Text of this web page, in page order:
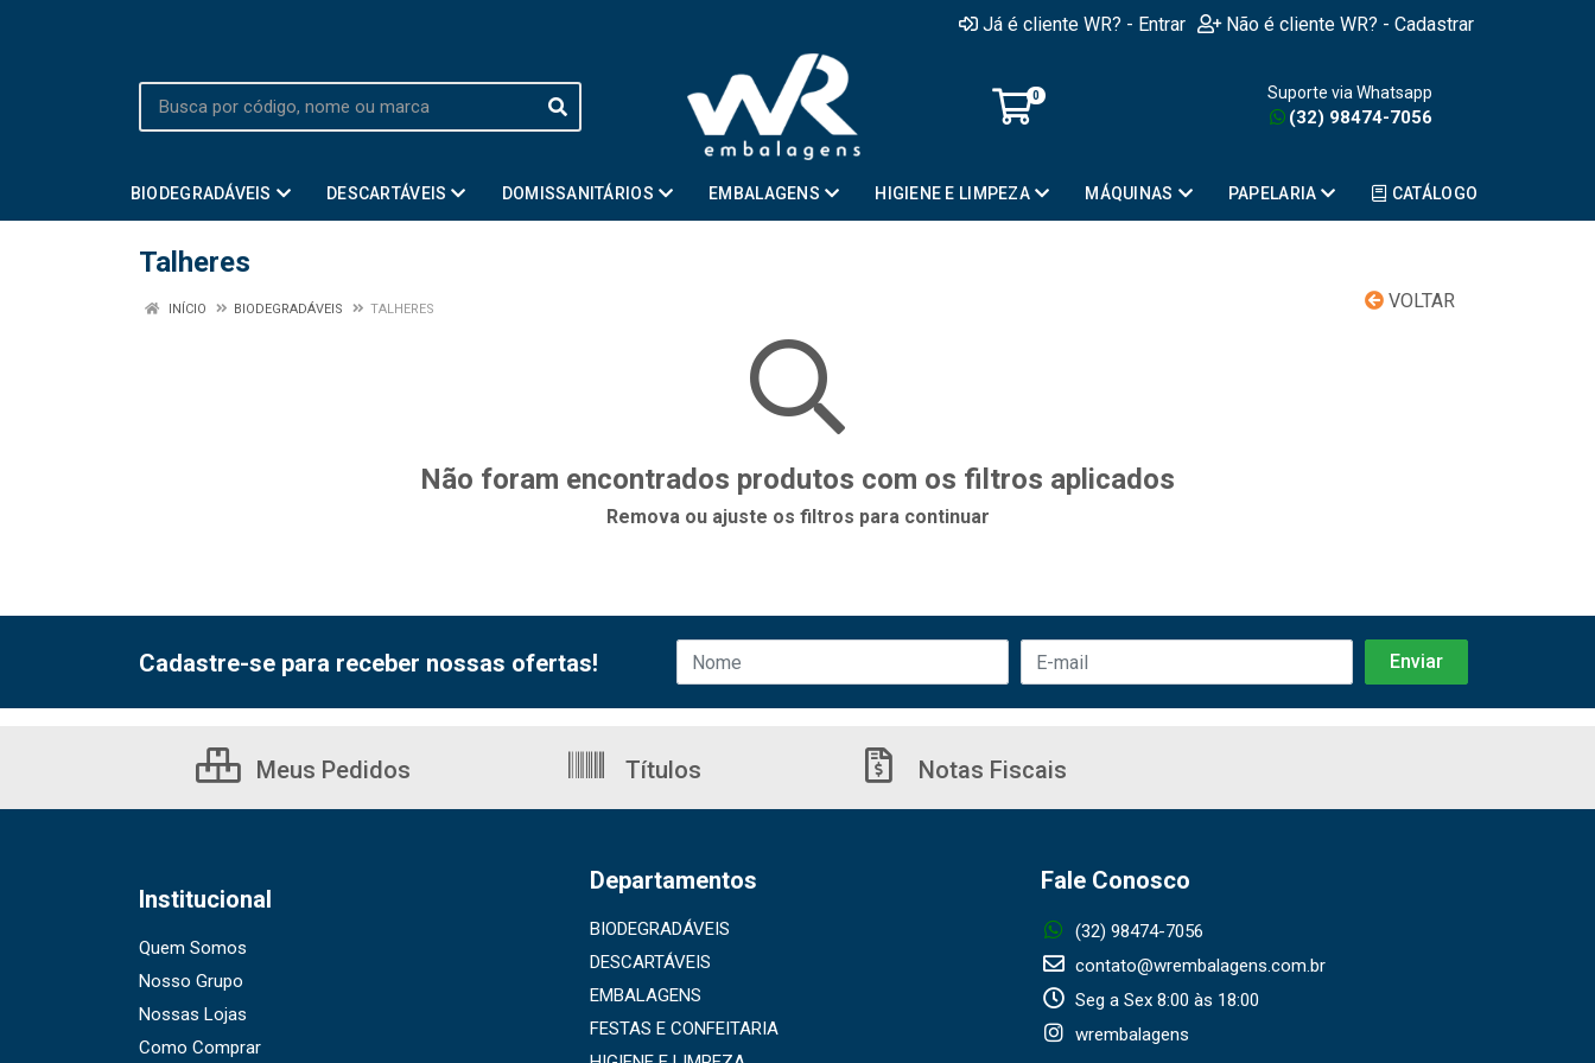
Já é cliente WR? - Entrar Não é cliente WR? - Cadastrar
0 Suporte via Whatsapp
(32) 98474-7056
BIODEGRADÁVEIS DESCARTÁVEIS DOMISSANITÁRIOS EMBALAGENS HIGIENE E LIMPEZA MÁQUINAS PAPELARIA CATÁLOGO
Talheres
VOLTAR
INÍCIO BIODEGRADÁVEIS TALHERES
Não foram encontrados produtos com os filtros aplicados
Remova ou ajuste os filtros para continuar
Cadastre-se para receber nossas ofertas!
Meus Pedidos Títulos Notas Fiscais
Institucional
Quem Somos
Nosso Grupo
Nossas Lojas
Como Comprar
Departamentos
BIODEGRADÁVEIS
DESCARTÁVEIS
EMBALAGENS
FESTAS E CONFEITARIA
Fale Conosco
(32) 98474-7056
contato@wrembalagens.com.br
Seg a Sex 8:00 às 18:00
wrembalagens